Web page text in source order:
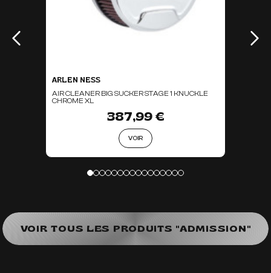
ARLEN NESS
AIR CLEANER BIG SUCKER STAGE 1 KNUCKLE
CHROME XL
387,99 €
VOIR
VOIR TOUS LES PRODUITS "ADMISSION"